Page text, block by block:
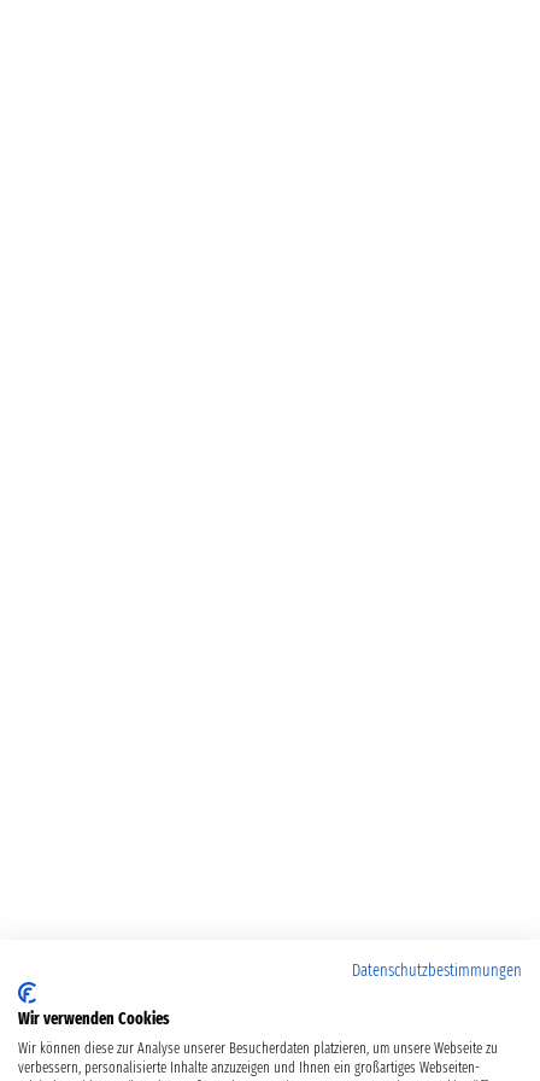
Datenschutzbestimmungen
Wir verwenden Cookies
Wir können diese zur Analyse unserer Besucherdaten platzieren, um unsere Webseite zu
verbessern, personalisierte Inhalte anzuzeigen und Ihnen ein großartiges Webseiten-